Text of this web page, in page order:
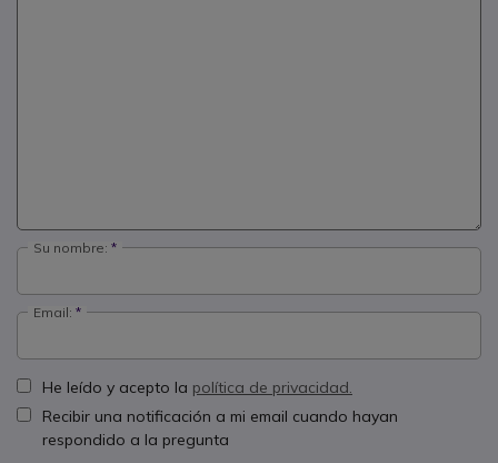
Su nombre:
Email:
He leído y acepto la política de privacidad.
Recibir una notificación a mi email cuando hayan
respondido a la pregunta